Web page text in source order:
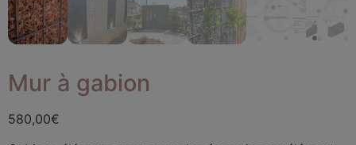
Mur à gabion
580,00€